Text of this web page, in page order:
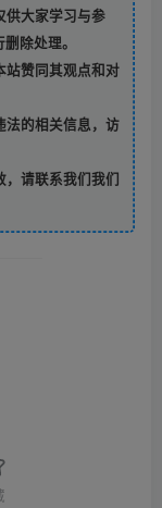
供大家学习与参
除处理。
站赞同其观点和对
法的相关信息，访
，请联系我们我们